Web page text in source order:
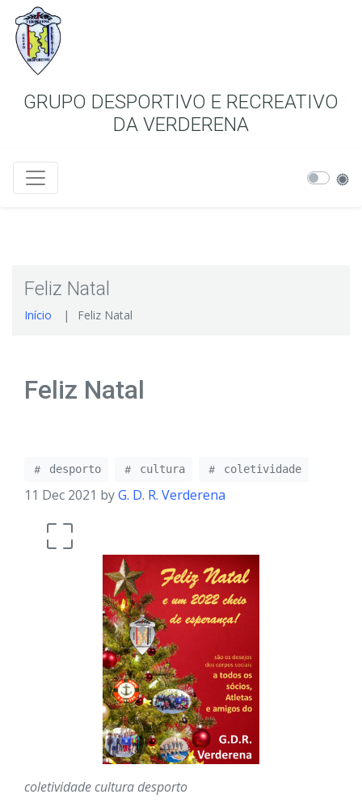
GRUPO DESPORTIVO E RECREATIVO
DA VERDERENA
Feliz Natal
Início Feliz Natal
Feliz Natal
desporto cultura coletividade
11 Dec 2021 byG. D. R. Verderena
coletividadeculturadesporto